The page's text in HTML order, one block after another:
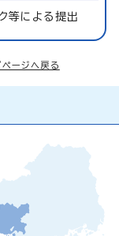
等による提出
ページへ戻る